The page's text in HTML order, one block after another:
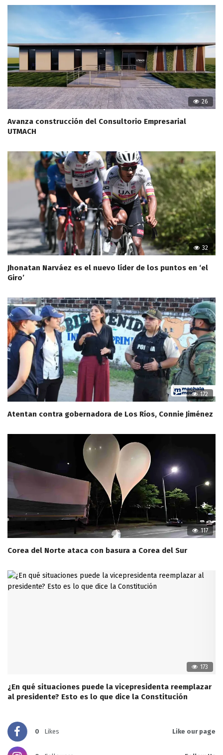
26
Avanza construcción del Consultorio Empresarial
UTMACH
32
Jhonatan Narváez es el nuevo líder de los puntos en ‘el
Giro’
172
Atentan contra gobernadora de Los Ríos, Connie Jiménez
117
Corea del Norte ataca con basura a Corea del Sur
173
¿En qué situaciones puede la vicepresidenta reemplazar
al presidente? Esto es lo que dice la Constitución
0 Likes Like our page